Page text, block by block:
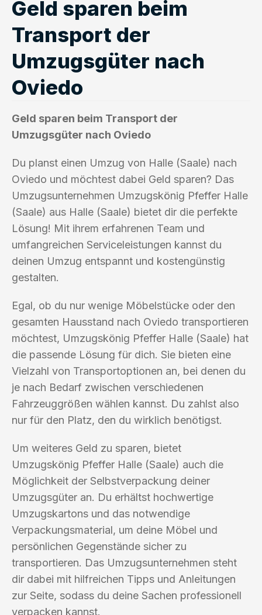
Geld sparen beim
Transport der
Umzugsgüter nach
Oviedo
Geld sparen beim Transport der
Umzugsgüter nach Oviedo
Du planst einen Umzug von Halle (Saale) nach
Oviedo und möchtest dabei Geld sparen? Das
Umzugsunternehmen Umzugskönig Pfeffer Halle
(Saale) aus Halle (Saale) bietet dir die perfekte
Lösung! Mit ihrem erfahrenen Team und
umfangreichen Serviceleistungen kannst du
deinen Umzug entspannt und kostengünstig
gestalten.
Egal, ob du nur wenige Möbelstücke oder den
gesamten Hausstand nach Oviedo transportieren
möchtest, Umzugskönig Pfeffer Halle (Saale) hat
die passende Lösung für dich. Sie bieten eine
Vielzahl von Transportoptionen an, bei denen du
je nach Bedarf zwischen verschiedenen
Fahrzeuggrößen wählen kannst. Du zahlst also
nur für den Platz, den du wirklich benötigst.
Um weiteres Geld zu sparen, bietet
Umzugskönig Pfeffer Halle (Saale) auch die
Möglichkeit der Selbstverpackung deiner
Umzugsgüter an. Du erhältst hochwertige
Umzugskartons und das notwendige
Verpackungsmaterial, um deine Möbel und
persönlichen Gegenstände sicher zu
transportieren. Das Umzugsunternehmen steht
dir dabei mit hilfreichen Tipps und Anleitungen
zur Seite, sodass du deine Sachen professionell
verpacken kannst.